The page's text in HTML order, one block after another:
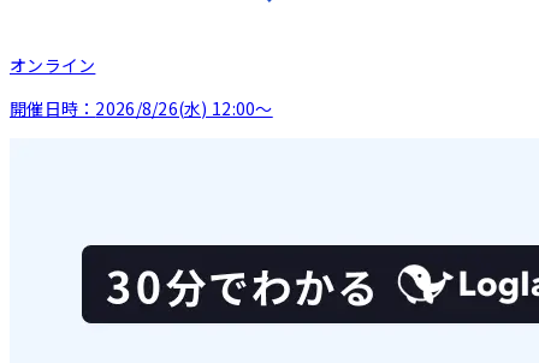
オンライン
開催日時： 2026/8/26(水) 12:00〜